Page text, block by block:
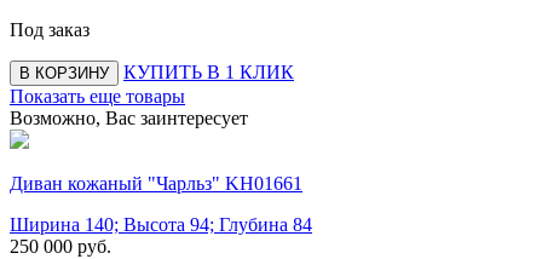
Под заказ
В КОРЗИНУ
КУПИТЬ В 1 КЛИК
Показать еще товары
Возможно, Вас заинтересует
Диван кожаный "Чарльз" KH01661
Ширина 140; Высота 94; Глубина 84
250 000 руб.